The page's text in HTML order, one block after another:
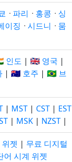
· 파리 · 홍콩 · 싱
이징 · 시드니 · 뭄
인도 | 🇬🇧 영국 |
| 🇦🇺 호주 | 🇧🇷 브
| MST | CST | EST
| MSK | NZST |
젯 | 무료 디지털
어 시계 위젯